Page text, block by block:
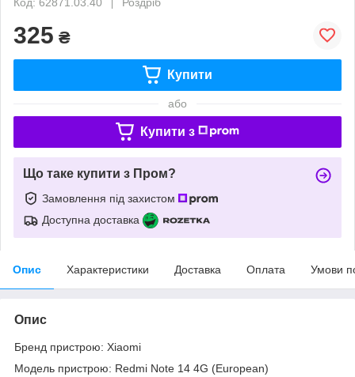
325 ₴
Купити
або
Купити з
Що таке купити з Пром?
Замовлення під захистом
Доступна доставка
Опис Характеристики Доставка Оплата Умови
Опис
Бренд пристрою: Xiaomi
Модель пристрою: Redmi Note 14 4G (European)